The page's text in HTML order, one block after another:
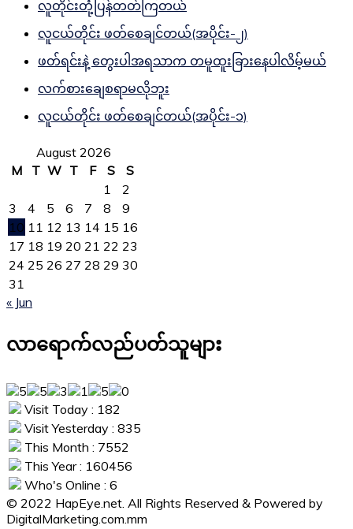
လူတိုင်းတုံ့ပြန်တတ်ကြတယ်
လူငယ်တိုင်း ဖတ်စေချင်တယ်(အပိုင်း-၂)
ဖတ်ရင်းနဲ့ တွေးပါအရသာက တမူထူးခြားနေပါလိမ့်မယ်
လက်စားချေစရာမလိုဘူး
လူငယ်တိုင်း ဖတ်စေချင်တယ်(အပိုင်း-၁)
August 2026
M
T W T F S
S
1
2
3
4 5 6 7 8
9
10 11 12 13 14 15 16
17 18 19 20 21 22 23
24 25 26 27 28 29 30
31
« Jun
လာရောက်လည်ပတ်သူများ
Visit Today : 182
Visit Yesterday : 835
This Month : 7552
This Year : 160456
Who's Online : 6
© 2022 HapEye.net. All Rights Reserved & Powered by
DigitalMarketing.com.mm